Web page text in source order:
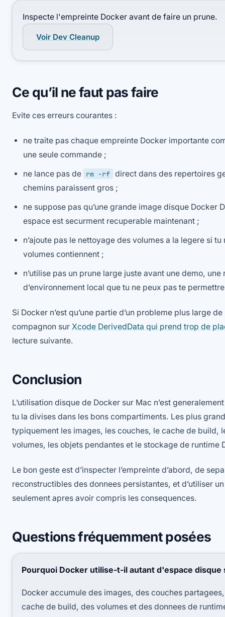
Inspecte l'empreinte Docker avant de faire un prune.
Voir Dev Cleanup
Ce qu’il ne faut pas faire
Evite ces erreurs courantes :
ne traite pas chaque empreinte Docker importante
une seule commande ;
ne lance pas de rm -rf
direct dans des repertoires
chemins paraissent gros ;
ne suppose pas qu’une grande image disque Docker
espace est securment recuperable maintenant ;
n’ajoute pas le nettoyage des volumes a la legere si
volumes contiennent ;
n’utilise pas un prune large juste avant une demo,
d’environnement local que tu ne peux pas te
Si Docker n’est qu’une partie d’un probleme plus large
compagnon sur Xcode DerivedData qui prend trop de
lecture suivante.
Conclusion
L’utilisation disque de Docker sur Mac n’est
tu la divises dans les bons compartiments. Les plus
typiquement les images, les couches, le cache de build,
volumes, les objets pendantes et le stockage de runtime
Le bon geste est d’inspecter l’empreinte d’abord, de
reconstructibles des donnees persistantes, et d’utiliser
seulement apres avoir compris les consequences.
Questions fréquemment posées
Pourquoi Docker utilise-t-il autant d'espace disque
Docker accumule des images, des couches
cache de build, des volumes et des donnees de